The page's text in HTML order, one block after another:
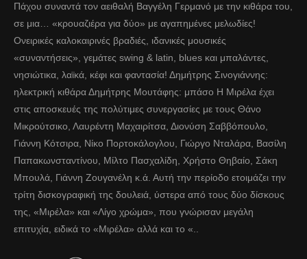
Πάχου συναντά τον αειθαλή Βαγγέλη Γερμανό με την κιθάρα του,
σε μια… «κρουαζιέρα για δύο» με αγαπημένες μελωδίες!
Ονειρικές καλοκαιρινές βραδιές, ιδανικές μουσικές
«συναντήσεις», γεμάτες swing & latin, blues και μπαλάντες,
νησιώτικα, λαϊκά, κέφι και φαντασία! Δημήτρης Σινογιάννης:
ηλεκτρική κιθάρα Δημήτρης Μουτάφης: μπάσο Η Μιρέλα έχει
στις αποσκευές της πολύτιμες συνεργασίες με τους Θάνο
Μικρούτσικο, Λαυρέντη Μαχαιρίτσα, Διονύση Σαββόπουλο,
Γιάννη Κότσιρα, Νίκο Πορτοκάλογλου, Γιώργο Νταλάρα, Βασίλη
Παπακωνσταντίνου, Μίλτο Πασχαλίδη, Χρήστο Θηβαίο, Σάκη
Μπουλά, Γιάννη Ζουγανέλη κ.ά. Αυτή την περίοδο ετοιμάζει την
τρίτη δισκογραφική της δουλειά, ύστερα από τους δύο δίσκους
της, «Μιρέλα» και «Λίγο χρώμα», που γνώρισαν μεγάλη
επιτυχία, ειδικά το «Μιρέλα» αλλά και το «..